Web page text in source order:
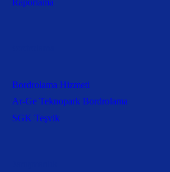
Raporlama
Bordrolama Hizmeti
Ar-Ge Teknopark Bordrolama
SGK Teşvik